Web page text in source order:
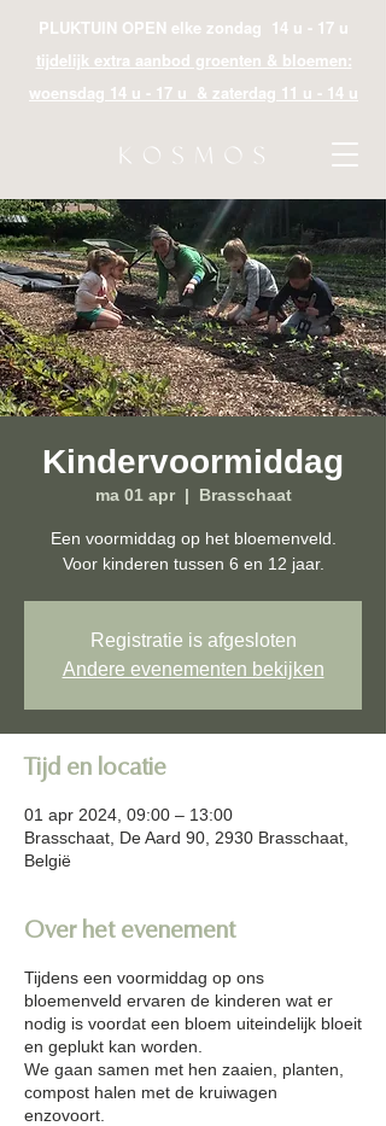
PLUKTUIN OPEN elke zondag 14 u - 17 u
tijdelijk extra aanbod groenten & bloemen:
woensdag 14 u - 17 u & zaterdag 11 u - 14 u
Kindervoormiddag
ma 01 apr
  |
Brasschaat
Een voormiddag op het bloemenveld.
Registratie is afgesloten
Andere evenementen bekijken
Tijd en locatie
01 apr 2024, 09:00 – 13:00
Brasschaat, De Aard 90, 2930 Brasschaat,
België
Over het evenement
Tijdens een voormiddag op ons
bloemenveld ervaren de kinderen wat er
nodig is voordat een bloem uiteindelijk bloeit
en geplukt kan worden.
We gaan samen met hen zaaien, planten,
compost halen met de kruiwagen
enzovoort.